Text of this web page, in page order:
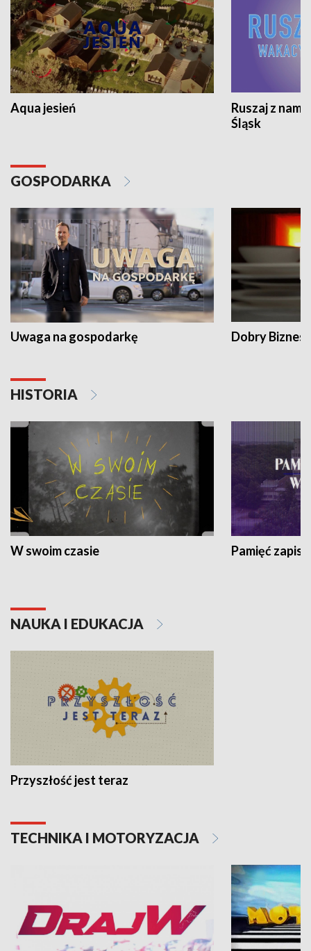
Aqua jesień
Ruszaj z
Śląsk
GOSPODARKA
Uwaga na gospodarkę Dobry Biznes
HISTORIA
W swoim czasie Pamięć
NAUKA I EDUKACJA
Przyszłość jest teraz
TECHNIKA I MOTORYZACJA